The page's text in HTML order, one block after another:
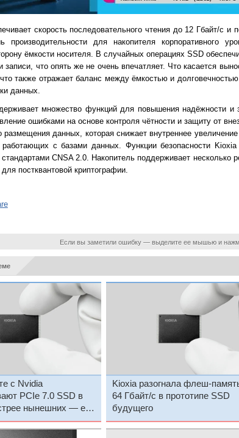
скорость последовательного чтения до 12 Гбайт/с
производительности для накопителя корпоративного
ёмкости носителя. В случайных операциях SSD
записи, что опять же не очень впечатляет. Что касается
также отражает баланс между ёмкостью и
данных.
множество функций для повышения надёжности
ошибками на основе контроля чётности и защиту от
размещения данных, которая снижает внутреннее
с базами данных. Функции безопасности
стандартами CNSA 2.0. Накопитель поддерживает
постквантовой криптографии.
Если вы заметили ошибку — выделите ее мышью и
с Nvidia
PCIe 7.0 SSD в
нынешних — его
2027 году
Kioxia разогнала флеш-
64 Гбайт/с в прототипе SSD
будущего